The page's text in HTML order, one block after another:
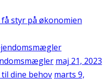
styr på økonomien
maj 21, 2023
dine behov marts 9,